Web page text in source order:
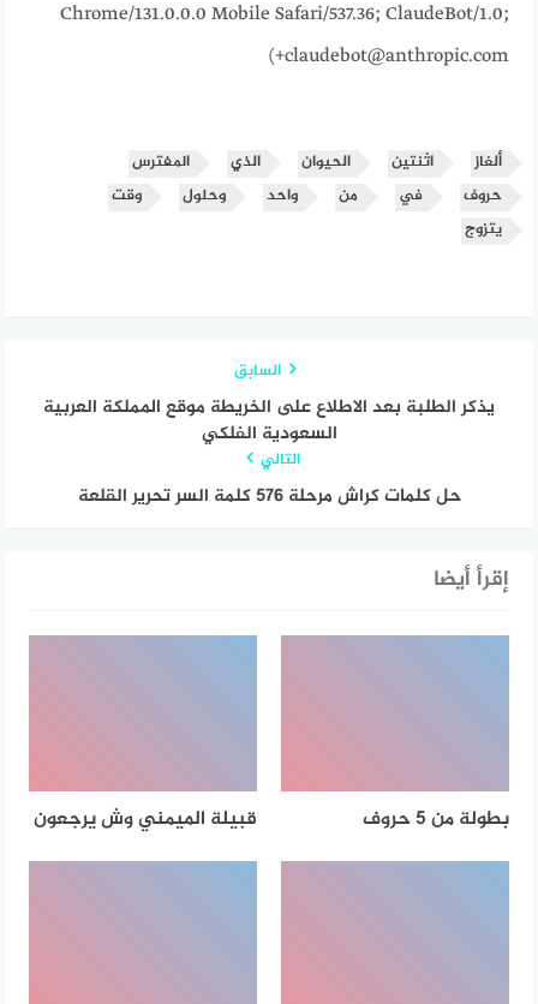
Chrome/131.0.0.0 Mobile Safari/537.36; ClaudeBot/1.0;
+claudebot@anthropic.com)
ألغاز اثنتين الحيوان الذي
المفترس
حروف
في من واحد وحلول
وقت
يتزوج
السابق
يذكر الطلبة بعد الاطلاع على الخريطة موقع المملكة العربية
السعودية الفلكي
التالي
حل كلمات كراش مرحلة 576 كلمة السر تحرير القلعة
إقرأ أيضا
بطولة من 5 حروف قبيلة الميمني وش يرجعون